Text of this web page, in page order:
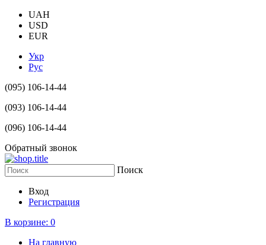
UAH
USD
EUR
Укр
Рус
(095) 106-14-44
(093) 106-14-44
(096) 106-14-44
Обратный звонок
Поиск
Вход
Регистрация
В корзине: 0
На главную